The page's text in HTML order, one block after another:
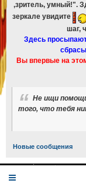
,зритель, умный!".
зеркале увидите
шаг,
Здесь
Вы впервые на
Не ищи
того, что тебя
Новые сообщения